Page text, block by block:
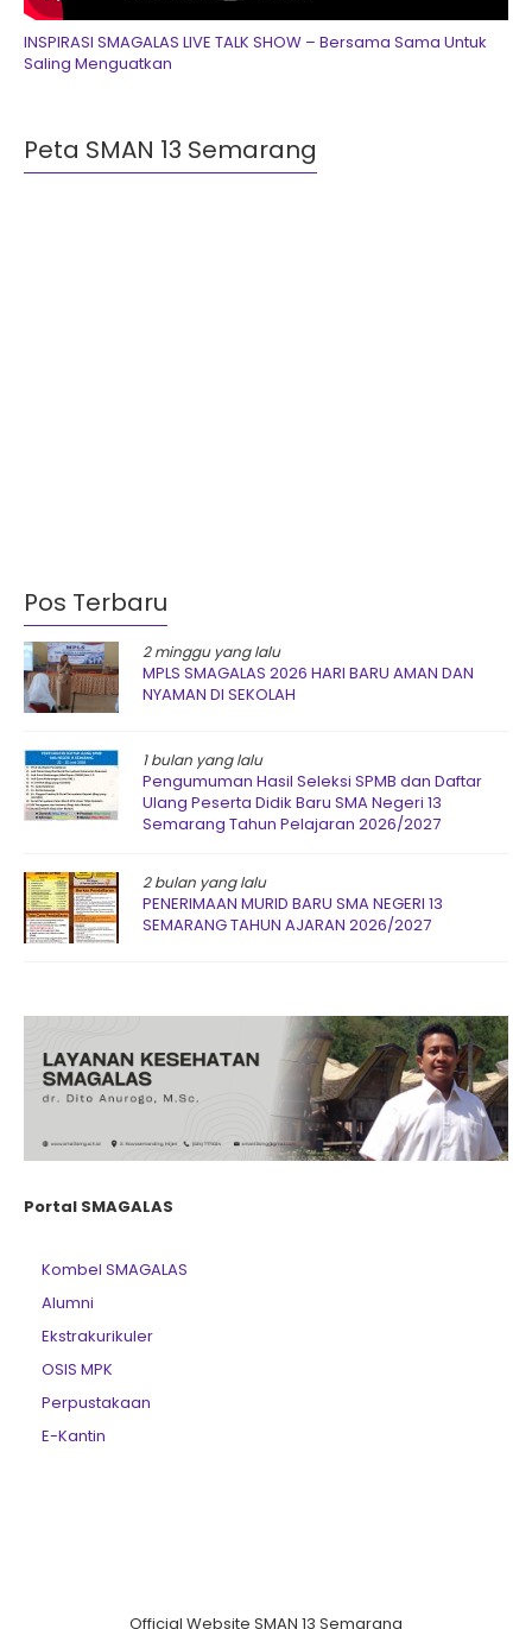
INSPIRASI SMAGALAS LIVE TALK SHOW – Bersama Sama Untuk
Saling Menguatkan
Peta SMAN 13 Semarang
Pos Terbaru
2 minggu yang lalu
MPLS SMAGALAS 2026 HARI BARU AMAN DAN
NYAMAN DI SEKOLAH
1 bulan yang lalu
Pengumuman Hasil Seleksi SPMB dan Daftar
Ulang Peserta Didik Baru SMA Negeri 13
Semarang Tahun Pelajaran 2026/2027
2 bulan yang lalu
PENERIMAAN MURID BARU SMA NEGERI 13
SEMARANG TAHUN AJARAN 2026/2027
Portal SMAGALAS
Kombel SMAGALAS
Alumni
Ekstrakurikuler
OSIS MPK
Perpustakaan
E-Kantin
Official Website SMAN 13 Semarang